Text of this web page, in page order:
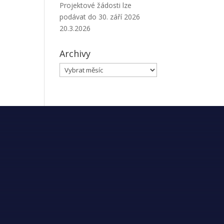
Projektové žádosti lze
podávat do 30. září 2026
20.3.2026
Archivy
Archivy